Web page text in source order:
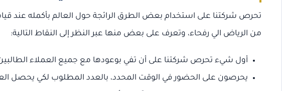
تحرص شركتنا على استخدام بعض الطرق الرائجة حول العالم بأكمله
من الرياض الي رفحاء، وتعرف على بعض منها عبر النظر إلى النقاط التالية:
أول شيء تحرص شركتنا على أن تفي بوعودها مع جميع العملاء
يحرصون على الحضور في الوقت المحدد، بالعدد المطلوب لكي يحصل